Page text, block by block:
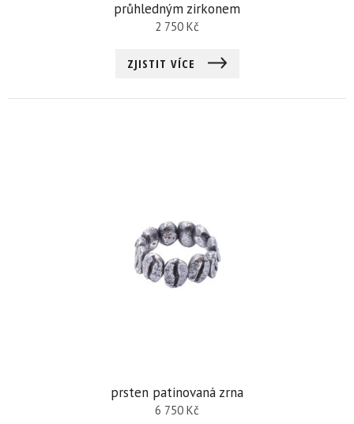
průhledným zirkonem
2 750 Kč
ZJISTIT VÍCE
prsten patinovaná zrna
6 750 Kč